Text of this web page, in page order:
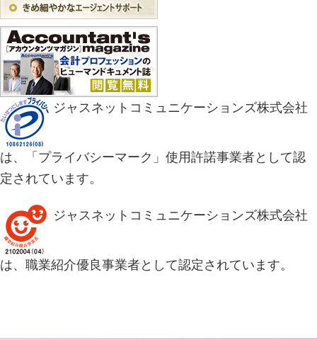
ジャスネットコミュニケーションズ株式会社
は、「プライバシーマーク」使用許諾事業者として認
定されています。
ジャスネットコミュニケーションズ株式会社
は、職業紹介優良事業者として認定されています。